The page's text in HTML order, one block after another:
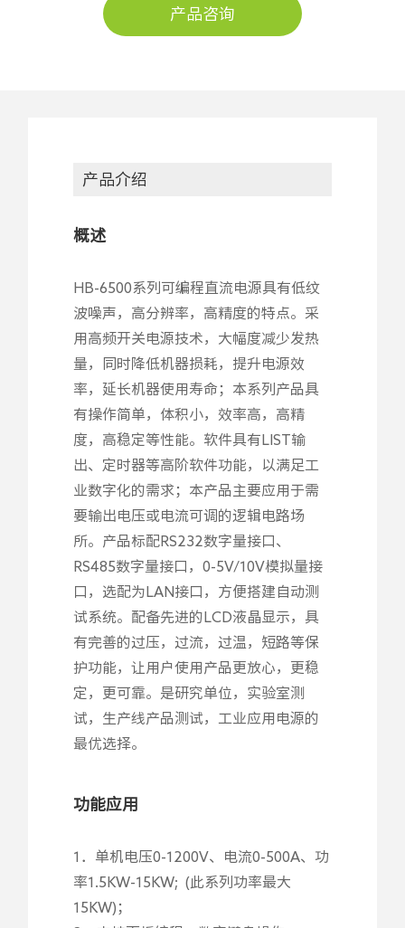
产品咨询
产品介绍
概述
HB-6500系列可编程直流电源具有低纹
波噪声，高分辨率，高精度的特点。采
用高频开关电源技术，大幅度减少发热
量，同时降低机器损耗，提升电源效
率，延长机器使用寿命；本系列产品具
有操作简单，体积小，效率高，高精
度，高稳定等性能。软件具有LIST输
出、定时器等高阶软件功能，以满足工
业数字化的需求；本产品主要应用于需
要输出电压或电流可调的逻辑电路场
所。产品标配RS232数字量接口、
RS485数字量接口，0-5V/10V模拟量接
口，选配为LAN接口，方便搭建自动测
试系统。配备先进的LCD液晶显示，具
有完善的过压，过流，过温，短路等保
护功能，让用户使用产品更放心，更稳
定，更可靠。是研究单位，实验室测
试，生产线产品测试，工业应用电源的
最优选择。
功能应⽤
1．单机电压0-1200V、电流0-500A、功
率1.5KW-15KW; (此系列功率最大
15KW)；